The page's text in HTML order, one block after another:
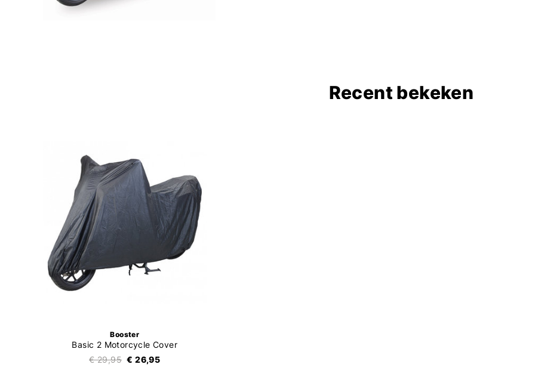
Recent bekeken
Booster
Basic 2 Motorcycle Cover
€ 29,95 € 26,95